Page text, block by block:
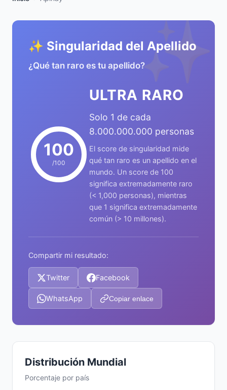
✨
✨ Singularidad del Apellido
¿Qué tan raro es tu apellido?
100
/100
ULTRA RARO
Solo 1 de cada
8.000.000.000 personas
El score de singularidad mide
qué tan raro es un apellido en el
mundo. Un score de 100
significa extremadamente raro
(< 1,000 personas), mientras
que 1 significa extremadamente
común (> 10 millones).
Compartir mi resultado:
Twitter Facebook
WhatsApp Copiar enlace
Distribución Mundial
Porcentaje por país